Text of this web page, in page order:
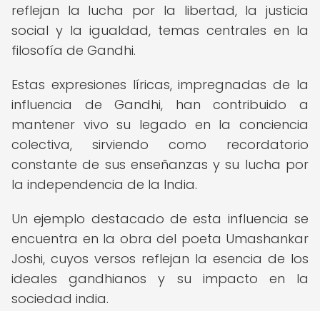
reflejan la lucha por la libertad, la justicia
social y la igualdad, temas centrales en la
filosofía de Gandhi.
Estas expresiones líricas, impregnadas de la
influencia de Gandhi, han contribuido a
mantener vivo su legado en la conciencia
colectiva, sirviendo como recordatorio
constante de sus enseñanzas y su lucha por
la independencia de la India.
Un ejemplo destacado de esta influencia se
encuentra en la obra del poeta Umashankar
Joshi, cuyos versos reflejan la esencia de los
ideales gandhianos y su impacto en la
sociedad india.